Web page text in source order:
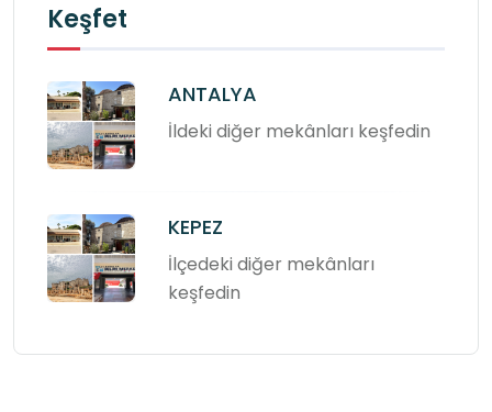
Keşfet
ANTALYA
İldeki diğer mekânları keşfedin
KEPEZ
İlçedeki diğer mekânları
keşfedin